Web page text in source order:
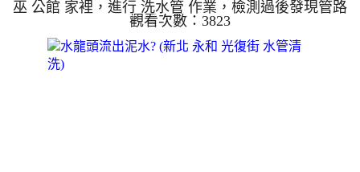
巫 公館 家裡，進行 洗水管 作業，檢測過後發現管路
都是管垢，本公司先關閉水源，灌入食品級 檸檬酸
進水管，等候約15分鐘，利用 高周波水管清洗機 ，
把水管內壁污垢沖出來，一開始沒想到洗出來的水呈
現黃色，看起來跟冬瓜茶一樣，還不斷的掉出異物，
觀看次數：3823